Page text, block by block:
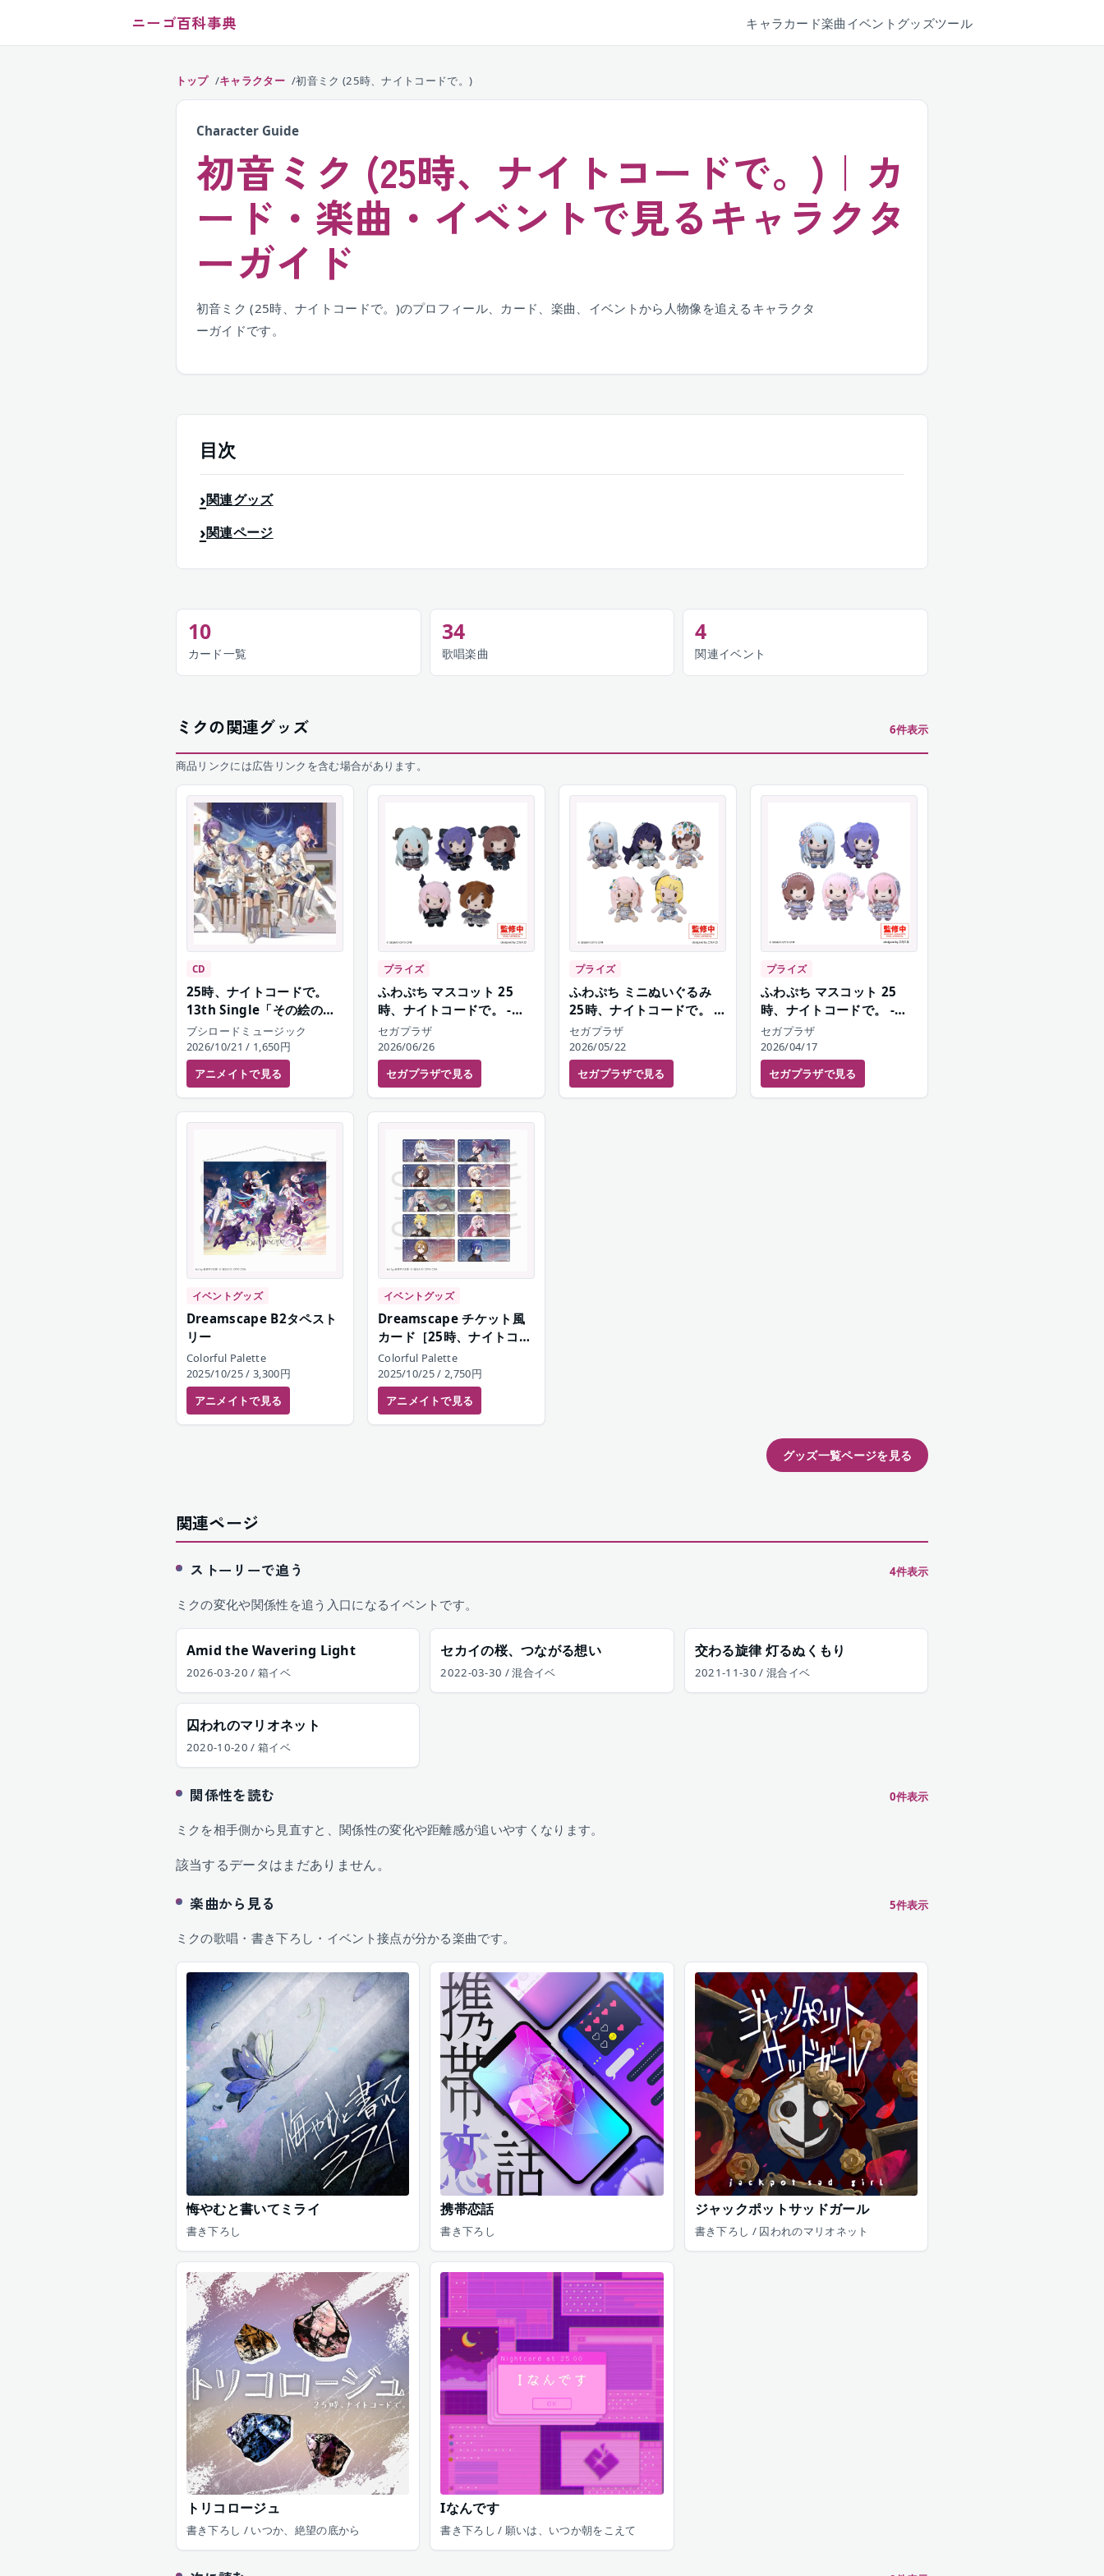
ニーゴ百科事典 キャラ カード楽曲 イベント グッズツール
トップ キャラクター 初音ミク (25時、ナイトコードで。)
Character Guide
初音ミク (25時、ナイトコードで。)｜カ
ード・楽曲・イベントで見るキャラクタ
ーガイド
初音ミク (25時、ナイトコードで。)のプロフィール、カード、楽曲、イベントから人物像を追えるキャラクタ
ーガイドです。
目次
関連グッズ
関連ページ
10
カード一覧
34
歌唱楽曲
4
関連イベント
ミクの関連グッズ 6件表示
商品リンクには広告リンクを含む場合があります。
CD
25時、ナイトコードで。
13th Single「その絵の名
前は/幸福刑」
ブシロードミュージック
2026/10/21 / 1,650円
アニメイトで見る
プライズ
ふわぷち マスコット 25
時、ナイトコードで。 -ボ
クのあしあと キミのゆくさ
き
セガプラザ
2026/06/26
セガプラザで見る
プライズ
ふわぷち ミニぬいぐるみ
25時、ナイトコードで。 -
満たされないペイルカラー
セガプラザ
2026/05/22
セガプラザで見る
プライズ
ふわぷち マスコット 25
時、ナイトコードで。 -カ
ーネーション・リコレクシ
ョン
セガプラザ
2026/04/17
セガプラザで見る
イベントグッズ
Dreamscape B2タペスト
リー
Colorful Palette
2025/10/25/ 3,300円
アニメイトで見る
イベントグッズ
Dreamscape チケット風
カード［25時、ナイトコー
ドで。］
Colorful Palette
2025/10/25/ 2,750円
アニメイトで見る
グッズ一覧ページを見る
関連ページ
ストーリーで追う 4件表示
ミクの変化や関係性を追う入口になるイベントです。
Amid the Wavering Light
2026-03-20 / 箱イベ
セカイの桜、つながる想い
2022-03-30 / 混合イベ
交わる旋律 灯るぬくもり
2021-11-30 / 混合イベ
囚われのマリオネット
2020-10-20 / 箱イベ
関係性を読む 0件表示
ミクを相手側から見直すと、関係性の変化や距離感が追いやすくなります。
該当するデータはまだありません。
楽曲から見る 5件表示
ミクの歌唱・書き下ろし・イベント接点が分かる楽曲です。
悔やむと書いてミライ
書き下ろし
携帯恋話
書き下ろし
ジャックポットサッドガール
書き下ろし / 囚われのマリオネット
トリコロージュ
書き下ろし / いつか、絶望の底から
Iなんです
書き下ろし / 願いは、いつか朝をこえて